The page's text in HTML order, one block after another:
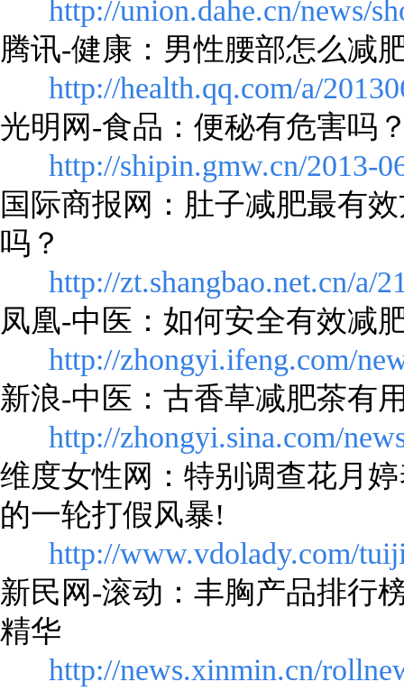
http://union.dahe.cn/news/
腾讯-健康：男性腰部怎么减
http://health.qq.com/a/
光明网-食品：便秘有危害吗
http://shipin.gmw.cn/2013-
国际商报网：肚子减肥最有
吗？
http://zt.shangbao.net.cn/a/
凤凰-中医：如何安全有效减
http://zhongyi.ifeng.com/
新浪-中医：古香草减肥茶有
http://zhongyi.sina.com/
维度女性网：特别调查花月
的一轮打假风暴!
http://www.vdolady.com/
新民网-滚动：丰胸产品排
精华
http://news.xinmin.cn/